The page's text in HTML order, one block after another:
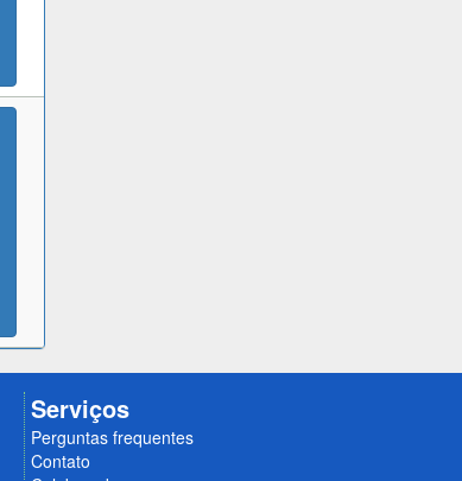
Serviços
Perguntas frequentes
Contato